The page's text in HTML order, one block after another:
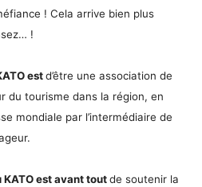
! Cela arrive bien plus
!
estd’être une association de
du tourisme dans la région, en
mondiale par l’intermédiaire de
KATO est avant toutde soutenir la